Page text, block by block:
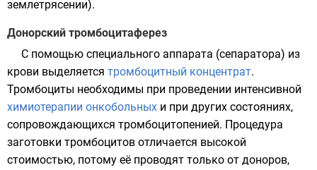
землетрясении).
Донорский тромбоцитаферез
С помощью специального аппарата (сепаратора) из
крови выделяется тромбоцитный концентрат.
Тромбоциты необходимы при проведении интенсивной
химиотерапии онкобольных и при других состояниях,
сопровождающихся тромбоцитопенией. Процедура
заготовки тромбоцитов отличается высокой
стоимостью, потому её проводят только от доноров,